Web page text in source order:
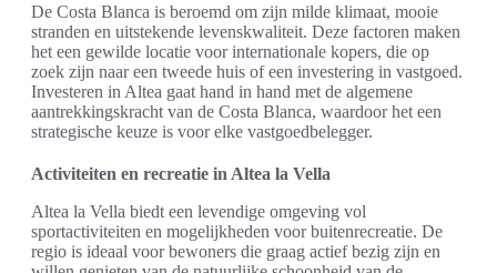
De Costa Blanca is beroemd om zijn milde klimaat, mooie
stranden en uitstekende levenskwaliteit. Deze factoren maken
het een gewilde locatie voor internationale kopers, die op
zoek zijn naar een tweede huis of een investering in vastgoed.
Investeren in Altea gaat hand in hand met de algemene
aantrekkingskracht van de Costa Blanca, waardoor het een
strategische keuze is voor elke vastgoedbelegger.
Activiteiten en recreatie in Altea la Vella
Altea la Vella biedt een levendige omgeving vol
sportactiviteiten en mogelijkheden voor buitenrecreatie. De
regio is ideaal voor bewoners die graag actief bezig zijn en